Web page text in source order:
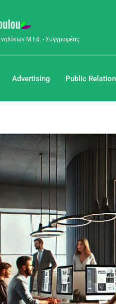
M.Ed. - Συγγραφέας
Advertising Public